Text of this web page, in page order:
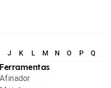
J K L M N O P Q
Ferramentas
Afinador